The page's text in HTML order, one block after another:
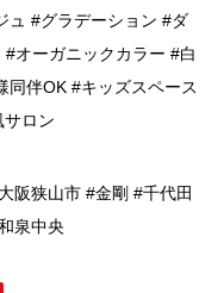
ュ #グラデーション #ダ
オーガニックカラー #白
同伴OK #キッズスペース
ロン
阪狭山市 #金剛 #千代田
泉中央